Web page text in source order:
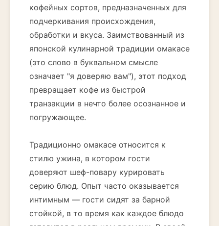
кофейных сортов, предназначенных для
подчеркивания происхождения,
обработки и вкуса. Заимствованный из
японской кулинарной традиции омакасе
(это слово в буквальном смысле
означает "я доверяю вам"), этот подход
превращает кофе из быстрой
транзакции в нечто более осознанное и
погружающее.
Традиционно омакасе относится к
стилю ужина, в котором гости
доверяют шеф-повару курировать
серию блюд. Опыт часто оказывается
интимным — гости сидят за барной
стойкой, в то время как каждое блюдо